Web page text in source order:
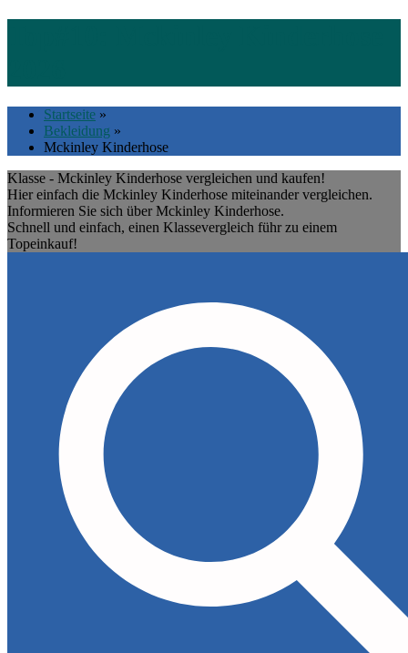
Startseite »
Bekleidung »
Mckinley Kinderhose
Klasse - Mckinley Kinderhose vergleichen und kaufen!
Hier einfach die Mckinley Kinderhose miteinander vergleichen.
Informieren Sie sich über Mckinley Kinderhose.
Schnell und einfach, einen Klassevergleich führ zu einem
Topeinkauf!